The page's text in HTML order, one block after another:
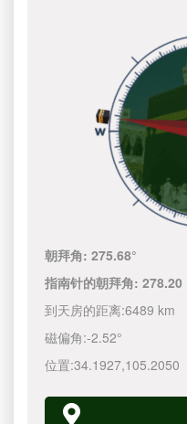
朝拜角:275.68°
指南针的朝拜角:278.20
到天房的距离:6489 km
磁偏角:-2.52°
位置:34.1927,105.2050